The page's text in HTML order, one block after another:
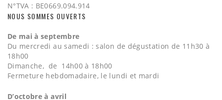
N°TVA : BE0669.094.914
NOUS SOMMES OUVERTS
De mai à septembre
Du mercredi au samedi : salon de dégustation de 11h30 à
18h00
Dimanche, de 14h00 à 18h00
Fermeture hebdomadaire, le lundi et mardi
D’octobre à avril